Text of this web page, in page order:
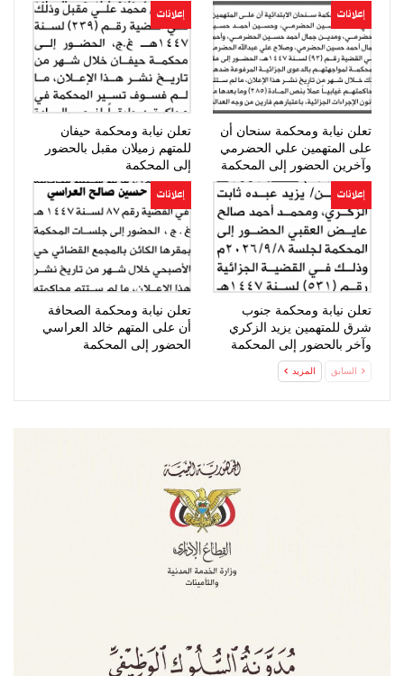
إعلانات
تعلن نيابة ومحكمة سنحان أن
على المتهمين علي الحضرمي
وآخرين الحضور إلى المحكمة
إعلانات
تعلن نيابة ومحكمة حيفان
للمتهم زميلان مقبل بالحضور
إلى المحكمة
إعلانات
تعلن نيابة ومحكمة جنوب
شرق للمتهمين يزيد الزكري
وآخر بالحضور إلى المحكمة
إعلانات
تعلن نيابة ومحكمة الصحافة
أن على المتهم خالد العراسي
الحضور إلى المحكمة
السابق المزيد